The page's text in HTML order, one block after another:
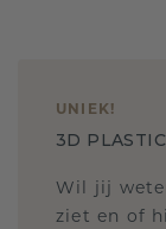
UNIEK!
3D
Wil jij
ziet en of